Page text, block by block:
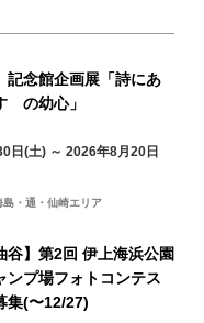
7
28 29 30
記念館企画展「詩にあ
の幼心」
日(土) ～ 2026年8月20日
島・通・仙崎エリア
谷】第2回 伊上海浜公園
ンプ場フォトコンテス
集(〜12/27)